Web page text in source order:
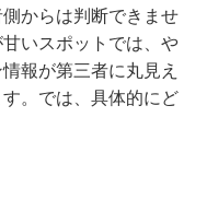
からは判断できませ
いスポットでは、や
報が第三者に丸見え
。では、具体的にど